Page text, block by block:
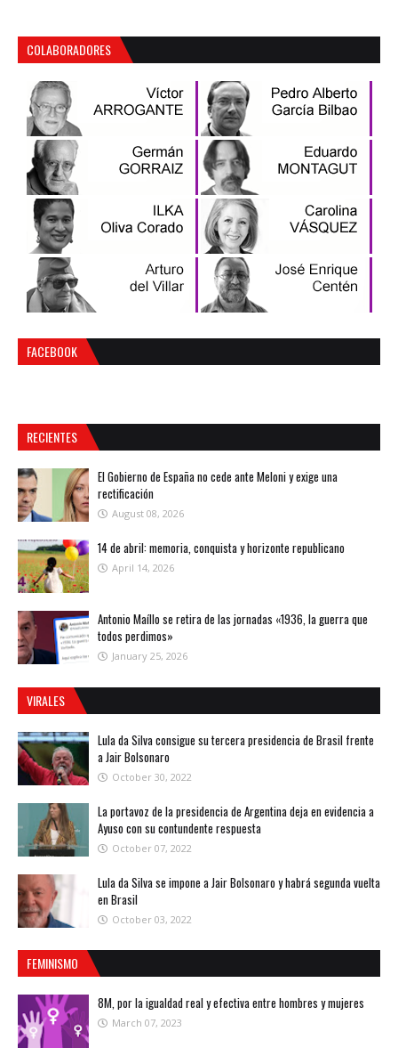
COLABORADORES
FACEBOOK
RECIENTES
El Gobierno de España no cede ante Meloni y exige una
rectificación
August 08, 2026
14 de abril: memoria, conquista y horizonte republicano
April 14, 2026
Antonio Maíllo se retira de las jornadas «1936, la guerra que
todos perdimos»
January 25, 2026
VIRALES
Lula da Silva consigue su tercera presidencia de Brasil frente
a Jair Bolsonaro
October 30, 2022
La portavoz de la presidencia de Argentina deja en evidencia a
Ayuso con su contundente respuesta
October 07, 2022
Lula da Silva se impone a Jair Bolsonaro y habrá segunda vuelta
en Brasil
October 03, 2022
FEMINISMO
8M, por la igualdad real y efectiva entre hombres y mujeres
March 07, 2023